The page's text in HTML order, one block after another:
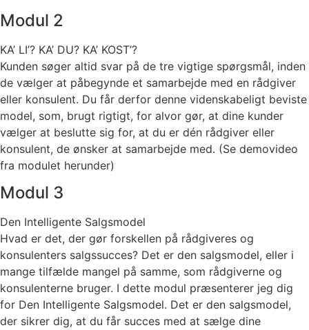
Modul 2
KA’ LI’? KA’ DU? KA’ KOST’?
Kunden søger altid svar på de tre vigtige spørgsmål, inden
de vælger at påbegynde et samarbejde med en rådgiver
eller konsulent. Du får derfor denne videnskabeligt beviste
model, som, brugt rigtigt, for alvor gør, at dine kunder
vælger at beslutte sig for, at du er dén rådgiver eller
konsulent, de ønsker at samarbejde med. (Se demovideo
fra modulet herunder)
Modul 3
Den Intelligente Salgsmodel
Hvad er det, der gør forskellen på rådgiveres og
konsulenters salgssucces? Det er den salgsmodel, eller i
mange tilfælde mangel på samme, som rådgiverne og
konsulenterne bruger. I dette modul præsenterer jeg dig
for Den Intelligente Salgsmodel. Det er den salgsmodel,
der sikrer dig, at du får succes med at sælge dine